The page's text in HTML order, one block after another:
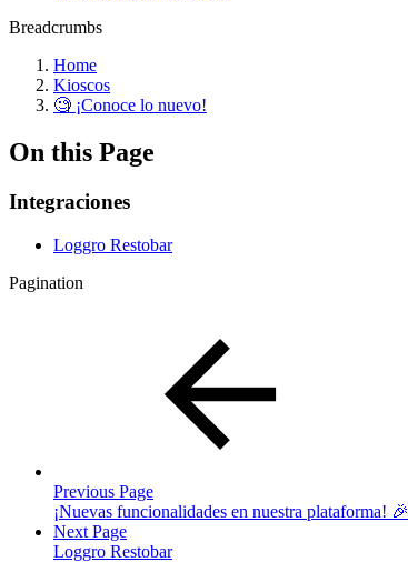
Breadcrumbs
Home
Kioscos
🧐 ¡Conoce lo nuevo!
On this Page
Integraciones
Loggro Restobar
Pagination
Previous Page
¡Nuevas funcionalidades en nuestra plataforma! 🎉
Next Page
Loggro Restobar